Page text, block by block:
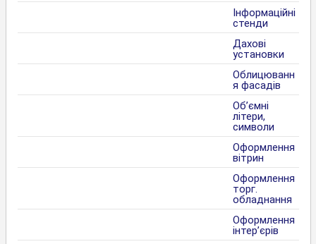
Інформаційні
стенди
Дахові
установки
Облицюванн
я фасадів
Об’ємні
літери,
символи
Оформлення
вітрин
Оформлення
торг.
обладнання
Оформлення
інтер’єрів